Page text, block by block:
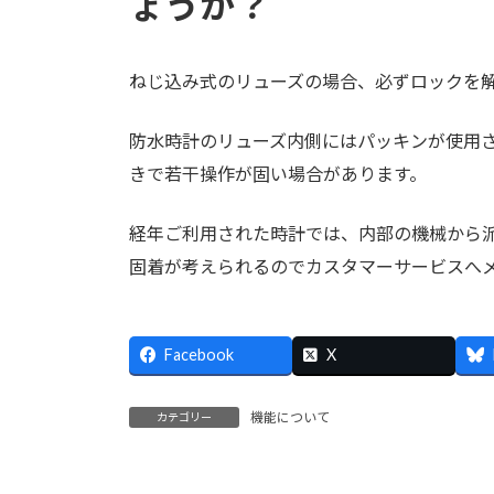
ねじ込み式のリューズの場合、必ずロックを
防水時計のリューズ内側にはパッキンが使用
きで若干操作が固い場合があります。
経年ご利用された時計では、内部の機械から
固着が考えられるのでカスタマーサービスへ
Facebook X
カテゴリー 機能について